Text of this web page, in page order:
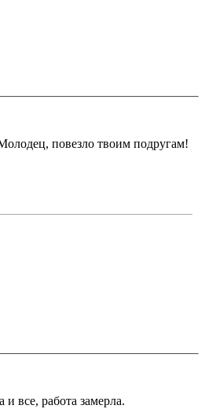
повезло твоим подругам!
все, работа замерла.